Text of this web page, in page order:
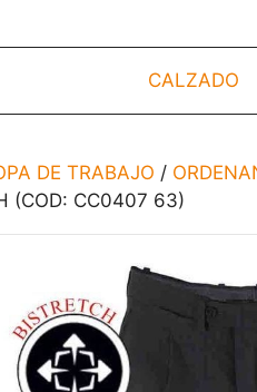
CALZADO
DE TRABAJO /
(COD: CC0407 63)